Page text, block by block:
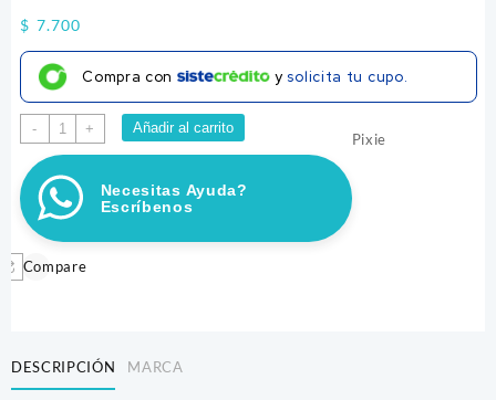
$ 7.700
Compra con y solicita tu cupo.
-
PIXIE
DE
PESCADO
PARA
GATOS
CACHORROS
Y
+ Añadir al carrito
Necesitas Ayuda?
Escríbenos
Compare
Pixie
DESCRIPCIÓN MARCA